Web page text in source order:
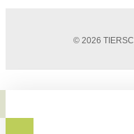
© 2026